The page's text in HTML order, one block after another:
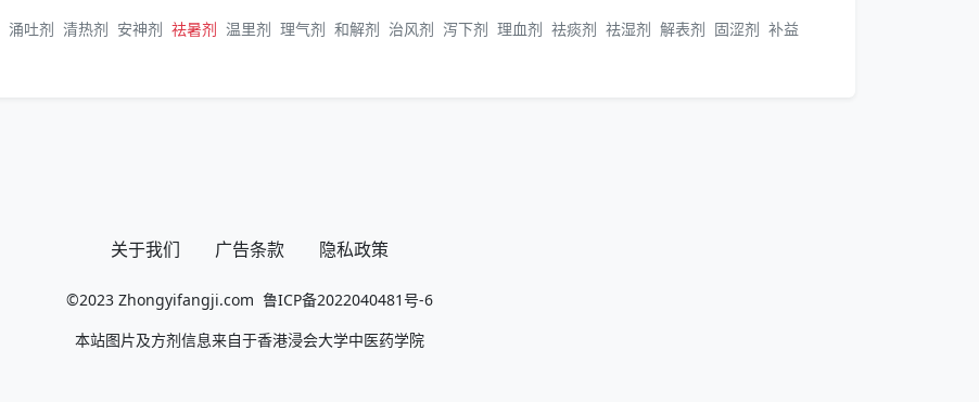
涌吐剂 清热剂 安神剂 祛暑剂 温里剂 理气剂 和解剂 治风剂 泻下剂 理血剂 祛痰剂 祛湿剂 解表剂 固涩剂 补益
关于我们 广告条款 隐私政策
©2023 Zhongyifangji.com 鲁ICP备2022040481号-6
本站图片及方剂信息来自于香港浸会大学中医药学院